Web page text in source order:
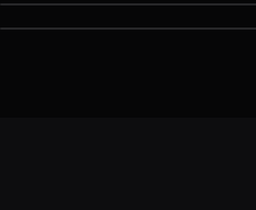
Imagefilm – Unser Atelier
Swiss Diamond Vision –